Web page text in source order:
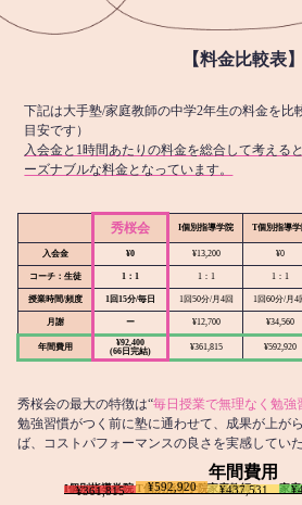
【料金比較表】
下記は大手塾/家庭教師の中学2年生の料金を比
目安です）
入会金と1時間あたりの料金を総合して考える
ーズナブルな料金となっています。
秀桜会 I個別指導学院 T個別指導学
入会金 ¥0 ¥13,200 ¥0
コーチ：生徒 1：1 1：1 1：1
授業時間/頻度 1回15分/毎日 1回50分/月4回 1回60分/月4
月謝 ー ¥12,700 ¥34,560
年間費用
¥92,400
(66日完結)
¥361,815 ¥592,920
秀桜会の最大の特徴は“毎日授業で無理なく勉強
勉強習慣がつく前に塾に通わせて、成果が上が
ば、コストパフォーマンスの良さを実感してい
年間費用
I個別指導学院
¥361,815 T個別指導学院
¥592,920 家庭教師T
¥437,531 家